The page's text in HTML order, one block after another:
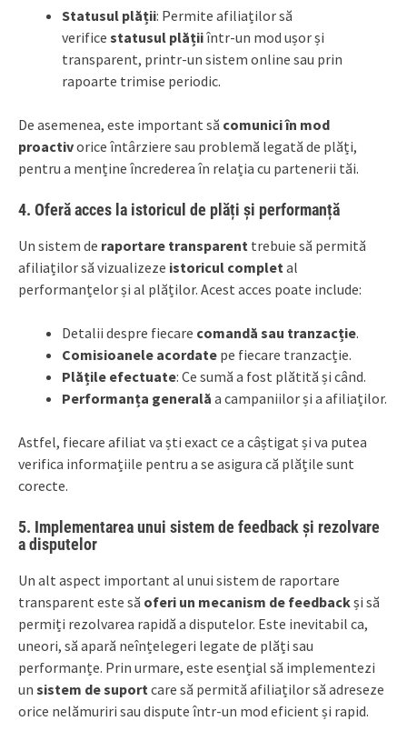
Statusul plății: Permite afiliaților să
verifice statusul plățiiîntr-un mod ușor și
transparent, printr-un sistem online sau prin
rapoarte trimise periodic.
De asemenea, este important să comunici în mod
proactivorice întârziere sau problemă legată de plăți,
pentru a menține încrederea în relația cu partenerii tăi.
4. Oferă acces la istoricul de plăți și performanță
Un sistem de raportare transparent trebuie să permită
afiliaților să vizualizeze istoricul complet al
performanțelor și al plăților. Acest acces poate include:
Detalii despre fiecare comandă sau tranzacție.
Comisioanele acordate pe fiecare tranzacție.
Plățile efectuate: Ce sumă a fost plătită și când.
Performanța generală a campaniilor și a afiliaților.
Astfel, fiecare afiliat va ști exact ce a câștigat și va putea
verifica informațiile pentru a se asigura că plățile sunt
corecte.
5. Implementarea unui sistem de feedback și rezolvare
a disputelor
Un alt aspect important al unui sistem de raportare
transparent este să oferi un mecanism de feedbackși să
permiți rezolvarea rapidă a disputelor. Este inevitabil ca,
uneori, să apară neînțelegeri legate de plăți sau
performanțe. Prin urmare, este esențial să implementezi
un sistem de suport care să permită afiliaților să adreseze
orice nelămuriri sau dispute într-un mod eficient și rapid.